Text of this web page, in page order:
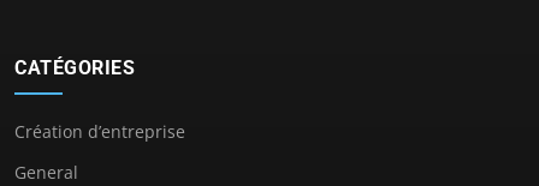
CATÉGORIES
Création d’entreprise
General